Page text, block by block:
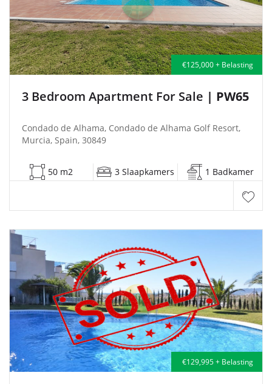
€125,000 + Belasting
3 Bedroom Apartment For Sale | PW65
Condado de Alhama, Condado de Alhama Golf Resort,
Murcia, Spain, 30849
50 m2 3 Slaapkamers 1 Badkamer
€129,995 + Belasting